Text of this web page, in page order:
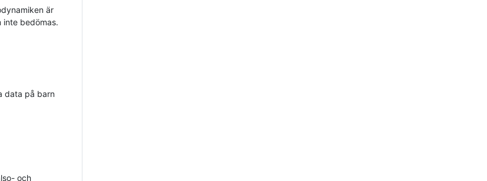
är
inte bedömas.
data på barn
och